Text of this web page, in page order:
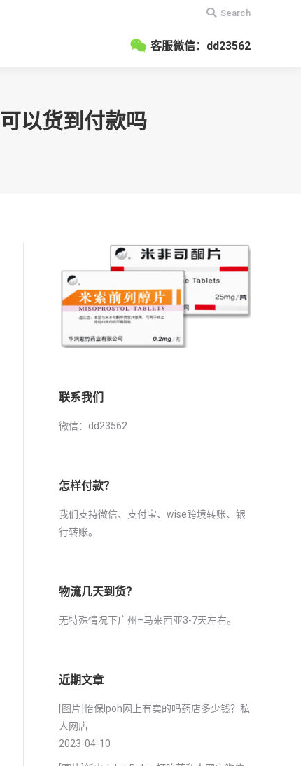
搜
索：
Search
客服微信：dd23562
以货到付款吗
联系我们
微信：dd23562
怎样付款？
我们支持微信、支付宝、wise跨境转账、银
行转账。
物流几天到货？
无特殊情况下广州–马来西亚3-7天左右。
近期文章
[图片]怡保lpoh网上有卖的吗药店多少钱？私
人网店
2023-04-10